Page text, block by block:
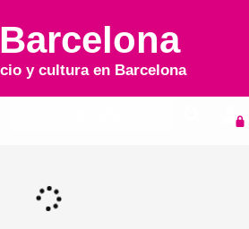
y cultura en Barcelona